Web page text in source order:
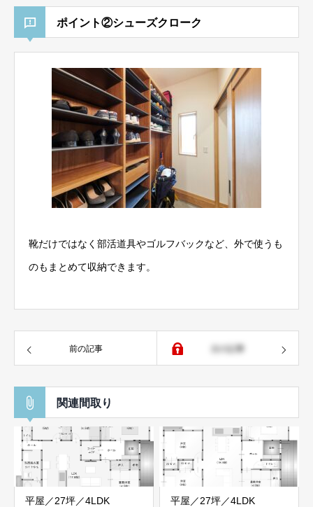
ポイント②シューズクローク
靴だけではなく部活道具やゴルフバックなど、外で使うも
のもまとめて収納できます。
前の記事
関連間取り
平屋／27坪／4LDK 平屋／27坪／4LDK